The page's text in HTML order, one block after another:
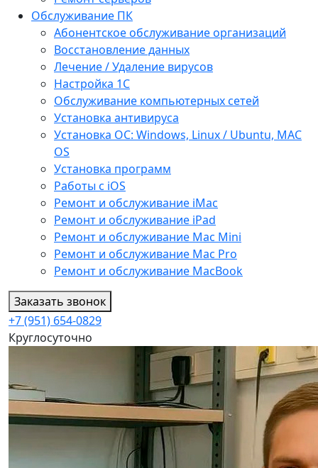
Обслуживание ПК
Абонентское обслуживание организаций
Восстановление данных
Лечение / Удаление вирусов
Настройка 1С
Обслуживание компьютерных сетей
Установка антивируса
Установка ОС: Windows, Linux / Ubuntu, МАС
OS
Установка программ
Работы с iOS
Ремонт и обслуживание iMac
Ремонт и обслуживание iPad
Ремонт и обслуживание Mac Mini
Ремонт и обслуживание Mac Pro
Ремонт и обслуживание MacBook
Заказать звонок
+7 (951) 654-0829
Круглосуточно